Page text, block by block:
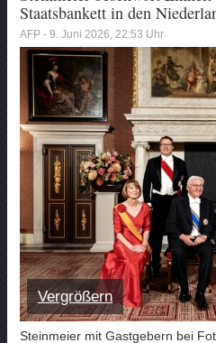
Staatsbankett in den
AFP - 9. Juni 2026, 22:53 Uhr
Vergrößern
Steinmeier mit Gastgebern bei